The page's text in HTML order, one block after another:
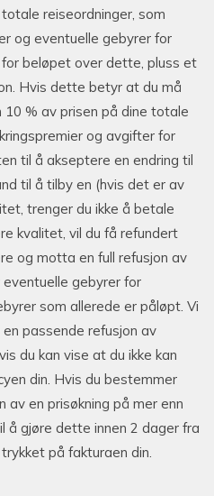
reiseordninger, som
og eventuelle gebyrer for
beløpet over dette, pluss et
Hvis dette betyr at du må
10 % av prisen på dine totale
og avgifter for
til å akseptere en endring til
til å tilby en (hvis det er av
trenger du ikke å betale
kvalitet, vil du få refundert
og motta en full refusjon av
gebyrer for
som allerede er påløpt. Vi
passende refusjon av
du kan vise at du ikke kan
din. Hvis du bestemmer
av en prisøkning på mer enn
å gjøre dette innen 2 dager fra
på fakturaen din.